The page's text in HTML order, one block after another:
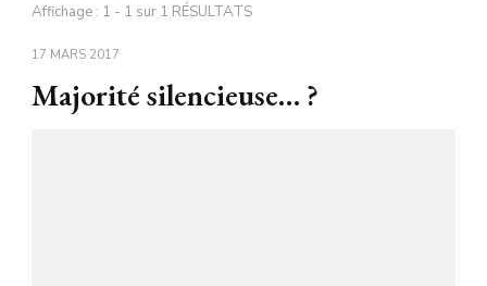
Affichage : 1 - 1 sur 1 RÉSULTATS
17 MARS 2017
Majorité silencieuse… ?